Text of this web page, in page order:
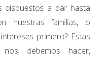
dispuestos a dar hasta
nuestras familias, o
primero? Estas
debemos hacer,